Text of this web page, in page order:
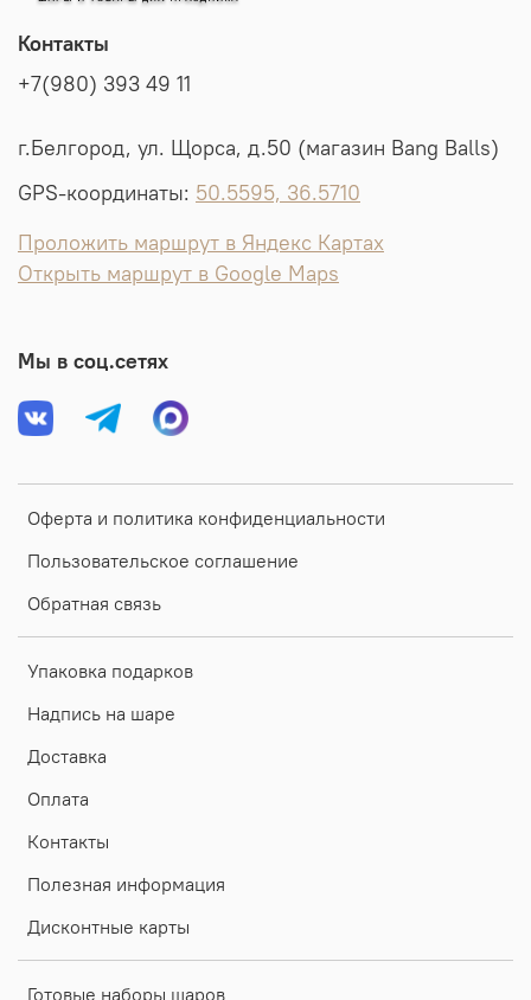
Оферта и политика конфиденциальности
Пользовательское соглашение
Обратная связь
Упаковка подарков
Надпись на шаре
Доставка
Оплата
Контакты
Полезная информация
Дисконтные карты
Готовые наборы шаров
Контакты
+7(980) 393 49 11
г.Белгород, ул. Щорса, д.50 (магазин Bang Balls)
GPS-координаты: 50.5595, 36.5710
Проложить маршрут в Яндекс Картах
Открыть маршрут в Google Maps
Мы в соц.сетях